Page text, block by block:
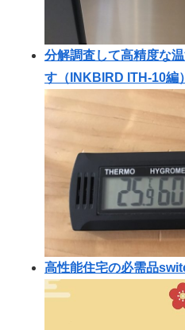
分解調査して高精度な
す（INKBIRD ITH-10編）
高性能住宅の必需品